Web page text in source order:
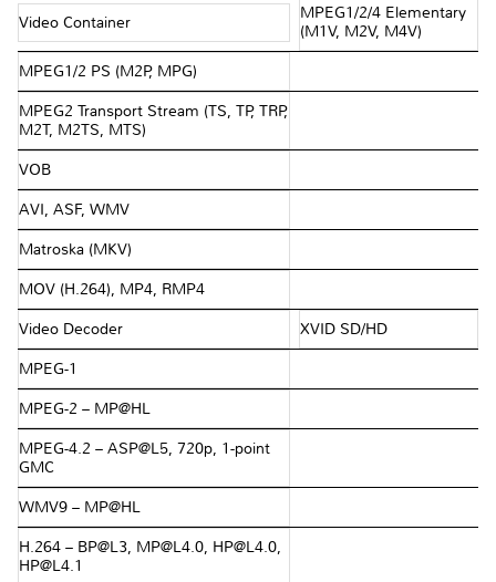
Video Container
MPEG1/2/4 Elementary
(M1V, M2V, M4V)
MPEG1/2 PS (M2P, MPG)
MPEG2 Transport Stream (TS, TP, TRP,
M2T, M2TS, MTS)
VOB
AVI, ASF, WMV
Matroska (MKV)
MOV (H.264), MP4, RMP4
Video Decoder XVID SD/HD
MPEG-1
MPEG-2 – MP@HL
MPEG-4.2 – ASP@L5, 720p, 1-point
GMC
WMV9 – MP@HL
H.264 – BP@L3, MP@L4.0, HP@L4.0,
HP@L4.1